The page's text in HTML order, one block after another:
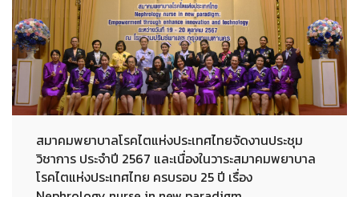
สมาคมพยาบาลโรคไตแห่งประเทศไทยจัดงานประชุม
วิชาการ ประจำปี 2567 และเนื่องในวาระสมาคมพยาบาล
โรคไตแห่งประเทศไทย ครบรอบ 25 ปี เรื่อง